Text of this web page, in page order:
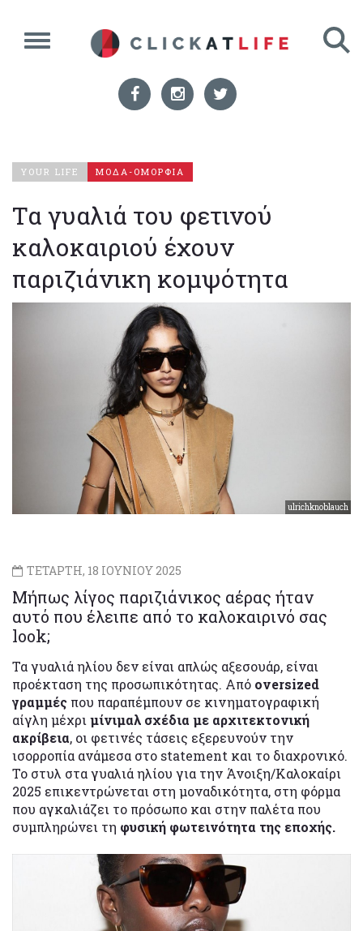
YOUR LIFE ΜΟΔΑ-ΟΜΟΡΦΙΑ
Τα γυαλιά του φετινού
καλοκαιριού έχουν
παριζιάνικη κομψότητα
ulrichknoblauch
ΤΕΤΑΡΤΗ, 18 ΙΟΥΝΙΟΥ 2025
Μήπως λίγος παριζιάνικος αέρας ήταν
αυτό που έλειπε από το καλοκαιρινό σας
look;
Τα γυαλιά ηλίου δεν είναι απλώς αξεσουάρ, είναι
προέκταση της προσωπικότητας. Από oversized
γραμμές που παραπέμπουν σε κινηματογραφική
αίγλη μέχριμίνιμαλ σχέδια με αρχιτεκτονική
ακρίβεια, οι φετινές τάσεις εξερευνούν την
ισορροπία ανάμεσα στο statement και το διαχρονικό.
Το στυλ στα γυαλιά ηλίου για την Άνοιξη/Καλοκαίρι
2025 επικεντρώνεται στη μοναδικότητα, στη φόρμα
που αγκαλιάζει το πρόσωπο και στην παλέτα που
συμπληρώνει τη φυσική φωτεινότητα της εποχής.